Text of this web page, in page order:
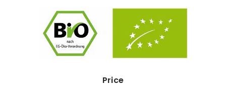
Price